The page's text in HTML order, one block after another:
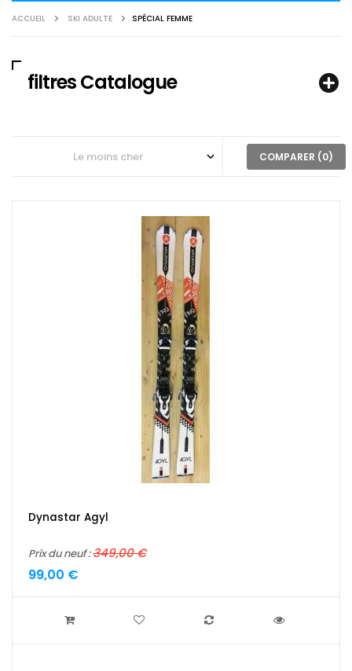
ACCUEIL SKI ADULTE SPÉCIAL FEMME
filtres Catalogue
COMPARER (0)
Dynastar Agyl
Prix du neuf :349,00 €
99,00 €